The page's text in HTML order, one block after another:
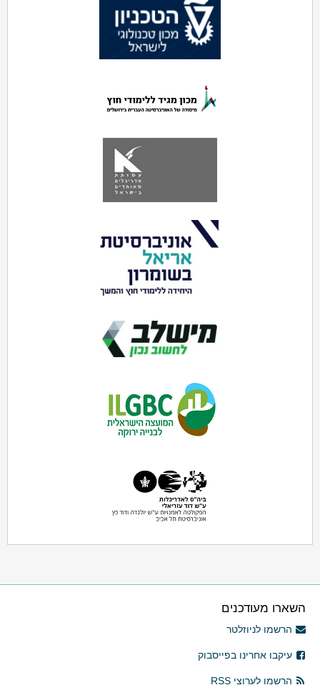
השארו מעודכנים
הרשמו לניוזלטר
עיקבו אחרינו בפייסבוק
הרשמו לערוצי RSS